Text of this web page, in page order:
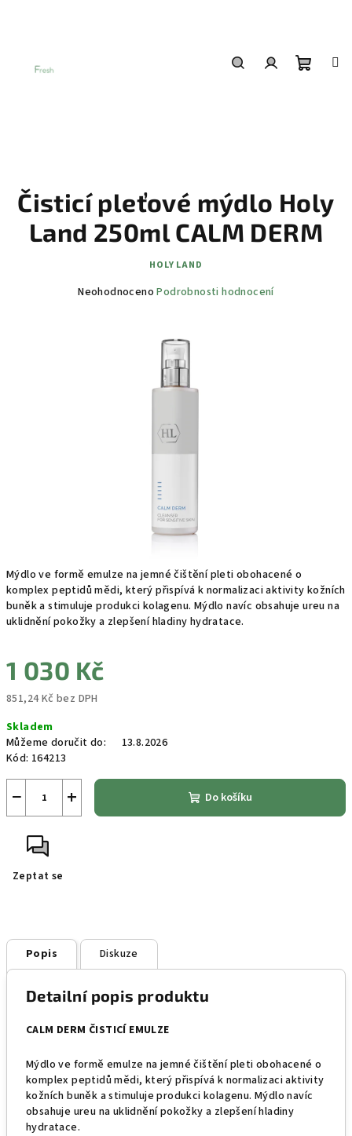
Mýdlo ve formě emulze na jemné čištění pleti obohacené o
komplex peptidů mědi, který přispívá k normalizaci aktivity kožních
buněk a stimuluje produkci kolagenu. Mýdlo navíc obsahuje ureu na
uklidnění pokožky a zlepšení hladiny hydratace.
1 030 Kč
851,24 Kč bez DPH
cena:
Skladem
Můžeme doručit do:
13.8.2026
Kód: 164213
+
− Do košíku
Zeptat se
Čisticí pleťové mýdlo Holy
Land 250ml CALM DERM
HOLY LAND
Průměrné
Neohodnoceno Podrobnosti hodnocení
Popis Diskuze
Detailní popis produktu
CALM DERM ČISTICÍ EMULZE
Mýdlo ve formě emulze na jemné čištění pleti obohacené o
komplex peptidů mědi, který přispívá k normalizaci aktivity
kožních buněk a stimuluje produkci kolagenu. Mýdlo navíc
obsahuje ureu na uklidnění pokožky a zlepšení hladiny
hydratace.